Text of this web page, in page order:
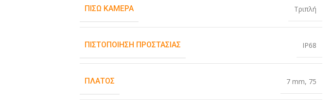
ΠΊΣΩ ΚΆΜΕΡΑ Τριπλή
ΠΙΣΤΟΠΟΊΗΣΗ ΠΡΟΣΤΑΣΊΑΣ IP68
ΠΛΆΤΟΣ 7 mm, 75